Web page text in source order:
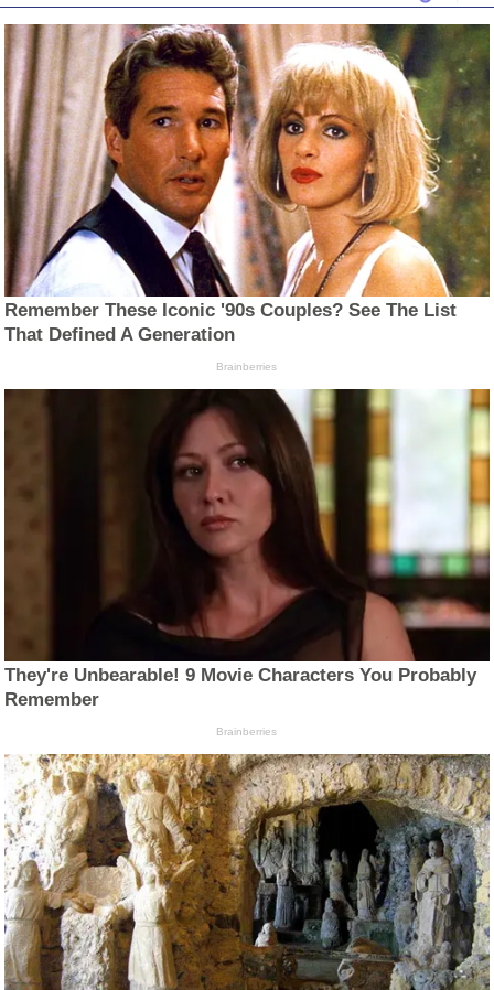
Remember These Iconic '90s Couples? See The List
That Defined A Generation
Brainberries
They're Unbearable! 9 Movie Characters You Probably
Remember
Brainberries